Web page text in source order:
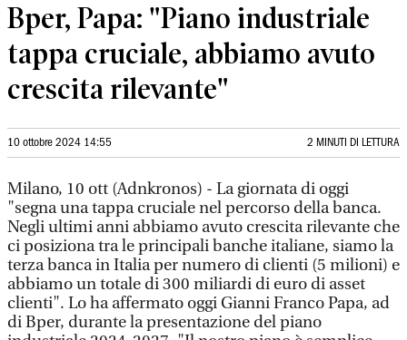
Bper, Papa: "Piano industriale
tappa cruciale, abbiamo avuto
crescita rilevante"
10 ottobre 2024 14:55 2 MINUTI DI LETTURA
Milano, 10 ott (Adnkronos) - La giornata di oggi
"segna una tappa cruciale nel percorso della banca.
Negli ultimi anni abbiamo avuto crescita rilevante che
ci posiziona tra le principali banche italiane, siamo la
terza banca in Italia per numero di clienti (5 milioni) e
abbiamo un totale di 300 miliardi di euro di asset
clienti". Lo ha affermato oggi Gianni Franco Papa, ad
di Bper, durante la presentazione del piano